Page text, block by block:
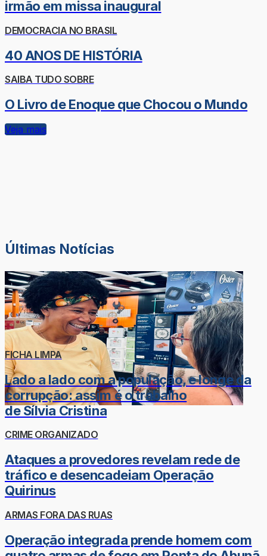
irmão em missa inaugural
DEMOCRACIA NO BRASIL
40 ANOS DE HISTÓRIA
SAIBA TUDO SOBRE
O Livro de Enoque que Chocou o Mundo
Veja mais
Últimas Notícias
FICHA LIMPA
Lado a lado com a população, e longe da
corrupção: assim é o trabalho
de Sílvia Cristina
CRIME ORGANIZADO
Ataques a provedores revelam rede de
tráfico e desencadeiam Operação
Quirinus
ARMAS FORA DAS RUAS
Operação integrada prende homem com